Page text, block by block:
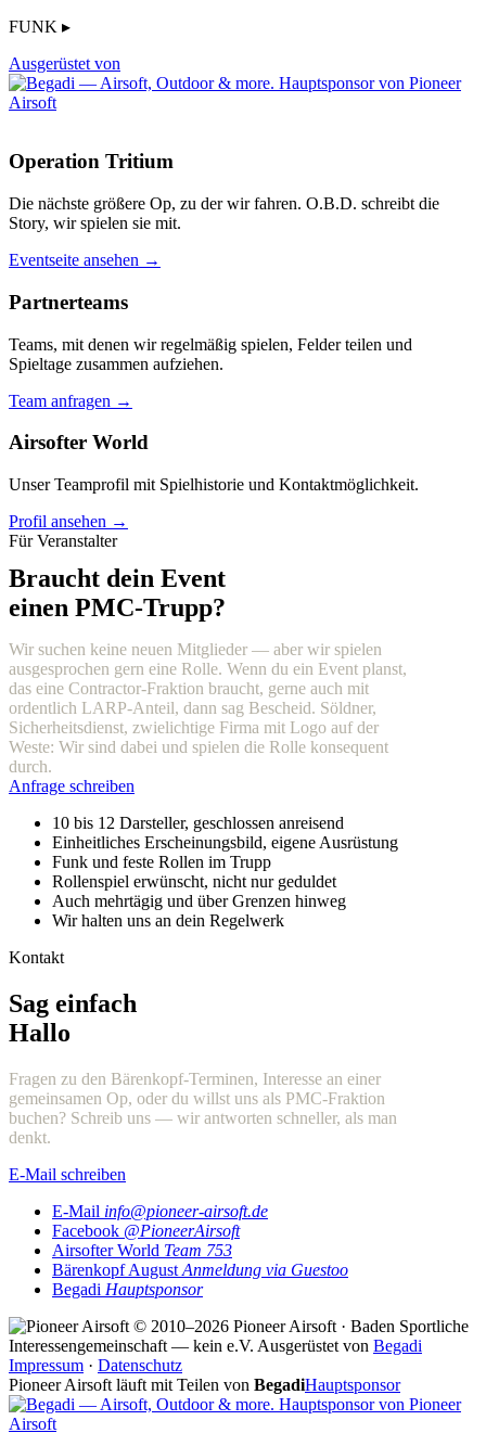
FUNK ▸
Ausgerüstet von
Operation Tritium
Die nächste größere Op, zu der wir fahren. O.B.D. schreibt die
Story, wir spielen sie mit.
Eventseite ansehen →
Partnerteams
Teams, mit denen wir regelmäßig spielen, Felder teilen und
Spieltage zusammen aufziehen.
Team anfragen →
Airsofter World
Unser Teamprofil mit Spielhistorie und Kontaktmöglichkeit.
Profil ansehen →
Für Veranstalter
Braucht dein Event
einen PMC-Trupp?
Wir suchen keine neuen Mitglieder — aber wir spielen
ausgesprochen gern eine Rolle. Wenn du ein Event planst,
das eine Contractor-Fraktion braucht, gerne auch mit
ordentlich LARP-Anteil, dann sag Bescheid. Söldner,
Sicherheitsdienst, zwielichtige Firma mit Logo auf der
Weste: Wir sind dabei und spielen die Rolle konsequent
durch.
Anfrage schreiben
10 bis 12 Darsteller, geschlossen anreisend
Einheitliches Erscheinungsbild, eigene Ausrüstung
Funk und feste Rollen im Trupp
Rollenspiel erwünscht, nicht nur geduldet
Auch mehrtägig und über Grenzen hinweg
Wir halten uns an dein Regelwerk
Kontakt
Sag einfach
Hallo
Fragen zu den Bärenkopf-Terminen, Interesse an einer
gemeinsamen Op, oder du willst uns als PMC-Fraktion
buchen? Schreib uns — wir antworten schneller, als man
denkt.
E-Mail schreiben
E-Mail info@pioneer-airsoft.de
Facebook @PioneerAirsoft
Airsofter World Team 753
Bärenkopf August Anmeldung via Guestoo
Begadi Hauptsponsor
© 2010–2026 Pioneer Airsoft · Baden Sportliche
Interessengemeinschaft — kein e.V. Ausgerüstet von Begadi
Impressum · Datenschutz
Pioneer Airsoft läuft mit Teilen von BegadiHauptsponsor